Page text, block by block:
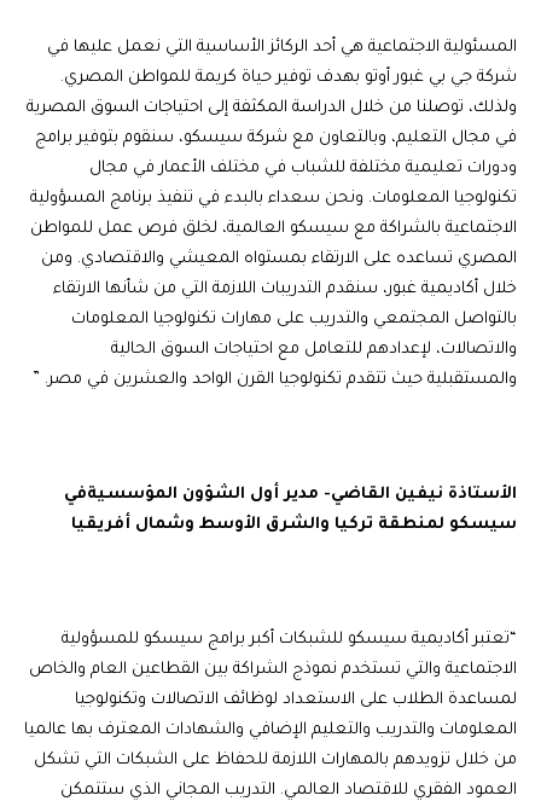
المسئولية الاجتماعية هي أحد الركائز الأساسية التي نعمل عليها في
شركة جي بي غبور أوتو بهدف توفير حياة كريمة للمواطن المصري.
ولذلك، توصلنا من خلال الدراسة المكثفة إلى احتياجات السوق المصرية
في مجال التعليم، وبالتعاون مع شركة سيسكو، سنقوم بتوفير برامج
ودورات تعليمية مختلفة للشباب في مختلف الأعمار في مجال
تكنولوجيا المعلومات. ونحن سعداء بالبدء في تنفيذ برنامج المسؤولية
الاجتماعية بالشراكة مع سيسكو العالمية، لخلق فرص عمل للمواطن
المصري تساعده على الارتقاء بمستواه المعيشي والاقتصادي. ومن
خلال أكاديمية غبور، سنقدم التدريبات اللازمة التي من شأنها الارتقاء
بالتواصل المجتمعي والتدريب على مهارات تكنولوجيا المعلومات
والاتصالات، لإعدادهم للتعامل مع احتياجات السوق الحالية
والمستقبلية حيث تتقدم تكنولوجيا القرن الواحد والعشرين في مصر. ”
الأستاذة نيفين القاضي- مدير أول الشؤون المؤسسيةفي
سيسكو لمنطقة تركيا والشرق الأوسط وشمال أفريقيا
“تعتبر أكاديمية سيسكو للشبكات أكبر برامج سيسكو للمسؤولية
الاجتماعية والتي تستخدم نموذج الشراكة بين القطاعين العام والخاص
لمساعدة الطلاب على الاستعداد لوظائف الاتصالات وتكنولوجيا
المعلومات والتدريب والتعليم الإضافي والشهادات المعترف بها عالميا
من خلال تزويدهم بالمهارات اللازمة للحفاظ على الشبكات التي تشكل
العمود الفقري للاقتصاد العالمي. التدريب المجاني الذي ستتمكن